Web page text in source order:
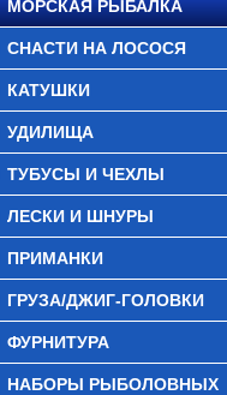
МОРСКАЯ РЫБАЛКА
СНАСТИ НА ЛОСОСЯ
КАТУШКИ
УДИЛИЩА
ТУБУСЫ И ЧЕХЛЫ
ЛЕСКИ И ШНУРЫ
ПРИМАНКИ
ГРУЗА/ДЖИГ-ГОЛОВКИ
ФУРНИТУРА
НАБОРЫ РЫБОЛОВНЫХ